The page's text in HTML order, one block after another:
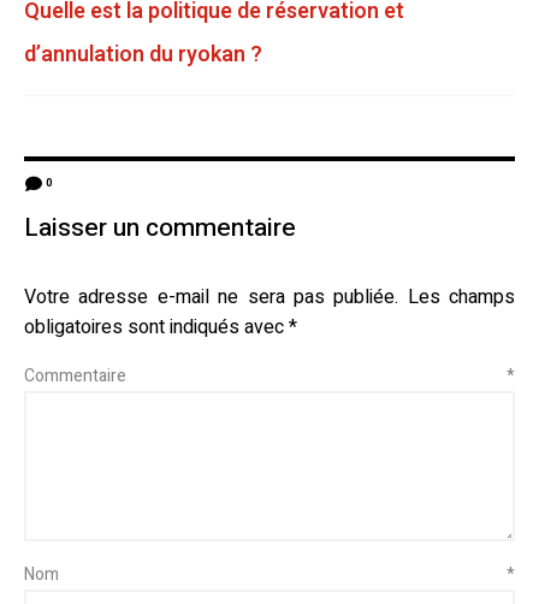
Quelle est la politique de réservation et
d’annulation du ryokan ?
0
Laisser un commentaire
Votre adresse e-mail ne sera pas publiée. Les champs
obligatoires sont indiqués avec*
Commentaire *
Nom *